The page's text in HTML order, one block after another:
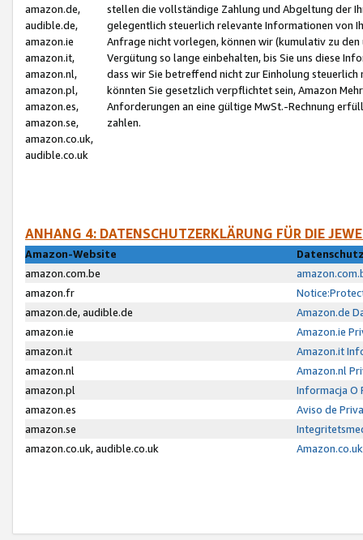
amazon.de,
audible.de,
amazon.ie
amazon.it,
amazon.nl,
amazon.pl,
amazon.es,
amazon.se,
amazon.co.uk,
audible.co.uk
stellen die vollständige Zahlung und Abgeltung der
gelegentlich steuerlich relevante Informationen von
Anfrage nicht vorlegen, können wir (kumulativ zu
Vergütung so lange einbehalten, bis Sie uns diese
dass wir Sie betreffend nicht zur Einholung
könnten Sie gesetzlich verpflichtet sein, Amazon
Anforderungen an eine gültige MwSt.-Rechnung
zahlen.
ANHANG 4: DATENSCHUTZERKLÄRUNG FÜR DIE
Amazon-Website
amazon.com.be
amazon.fr
amazon.de, audible.de
Amazon.de
amazon.ie
Amazon.ie
amazon.it
Amazon.it
amazon.nl
Amazon.nl
amazon.pl
Informacja O
amazon.es
Aviso de
amazon.se
amazon.co.uk, audible.co.uk